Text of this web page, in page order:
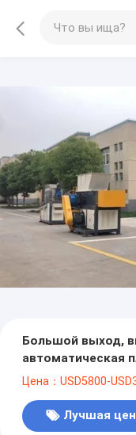
Большой выход,
автоматическая
Цена：USD5800-
Лучшая